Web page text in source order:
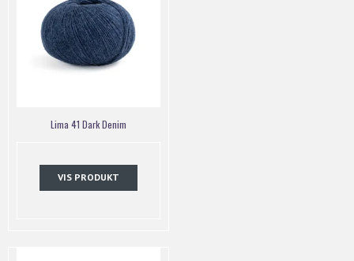
Lima 41 Dark Denim
VIS PRODUKT